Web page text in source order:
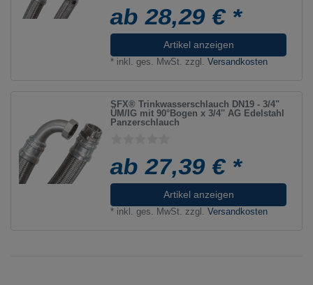
ab 28,29 € *
Artikel anzeigen
* inkl. ges. MwSt. zzgl.Versandkosten
SFX® Trinkwasserschlauch DN19 - 3/4"
ÜM/IG mit 90°Bogen x 3/4'' AG Edelstahl
Panzerschlauch
ab 27,39 € *
Artikel anzeigen
* inkl. ges. MwSt. zzgl.Versandkosten